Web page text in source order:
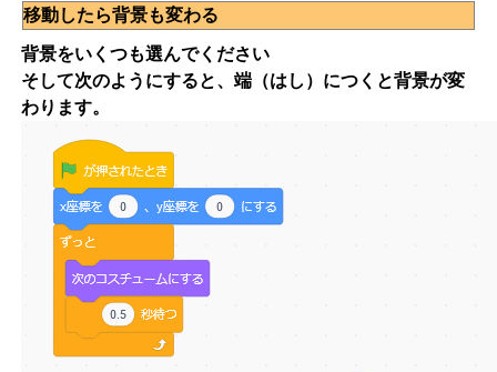
移動したら背景も変わる
背景をいくつも選んでください
そして次のようにすると、端（はし）につくと背景が変
わります。